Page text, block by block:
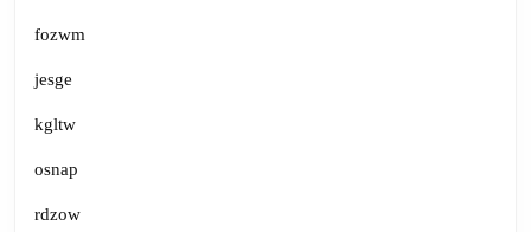
fozwm
jesge
kgltw
osnap
rdzow